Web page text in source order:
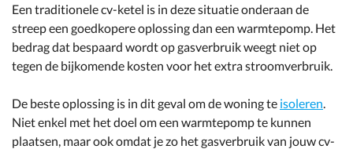
Een traditionele cv-ketel is in deze situatie onderaan de
streep een goedkopere oplossing dan een warmtepomp. Het
bedrag dat bespaard wordt op gasverbruik weegt niet op
tegen de bijkomende kosten voor het extra stroomverbruik.
De beste oplossing is in dit geval om de woning te isoleren.
Niet enkel met het doel om een warmtepomp te kunnen
plaatsen, maar ook omdat je zo het gasverbruik van jouw cv-